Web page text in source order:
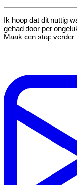
Ik hoop dat dit nuttig
gehad door per
Maak een stap verder